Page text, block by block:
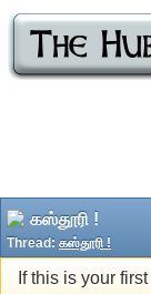
கஸ்தூரி !
Thread: கஸ்தூரி !
If this is your